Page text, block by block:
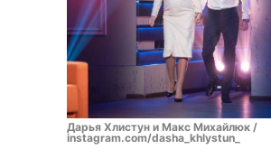
Дарья Хлистун и Макс Михайлюк /
instagram.com/dasha_khlystun_